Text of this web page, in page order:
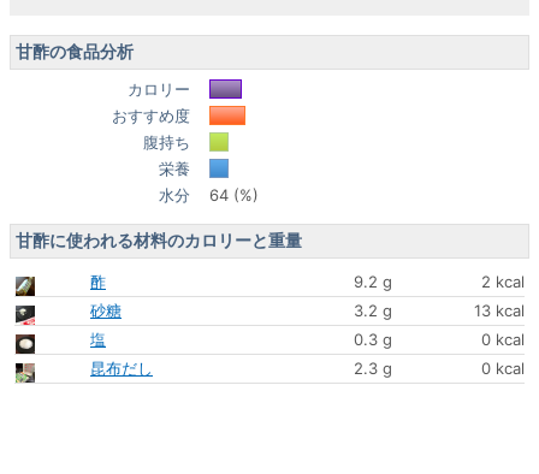
甘酢の食品分析
カロリー
おすすめ度
腹持ち
栄養
水分
64 (%)
甘酢に使われる材料のカロリーと重量
酢 9.2 g
2 kcal
砂糖
3.2 g
13 kcal
塩
0.3 g
0 kcal
昆布だし
2.3 g 0 kcal